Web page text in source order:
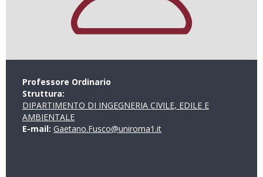
Professore Ordinario
Struttura:
DIPARTIMENTO DI INGEGNERIA CIVILE, EDILE E
AMBIENTALE
E-mail: Gaetano.Fusco@uniroma1.it